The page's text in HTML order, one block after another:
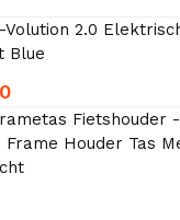
Volution 2.0
Blue
Fietshouder
Frame Houder Tas